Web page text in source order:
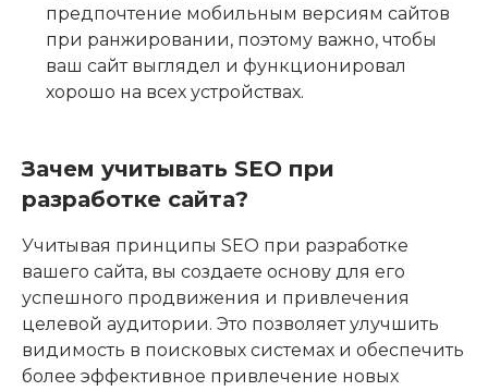
предпочтение мобильным версиям сайтов
при ранжировании, поэтому важно, чтобы
ваш сайт выглядел и функционировал
хорошо на всех устройствах.
Зачем учитывать SEO при
разработке сайта?
Учитывая принципы SEO при разработке
вашего сайта, вы создаете основу для его
успешного продвижения и привлечения
целевой аудитории. Это позволяет улучшить
видимость в поисковых системах и обеспечить
более эффективное привлечение новых